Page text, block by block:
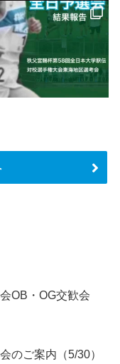
OB・OG交歓会
のご案内（5/30）